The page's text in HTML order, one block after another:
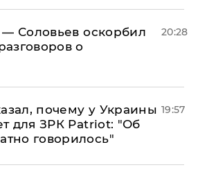
— Соловьев оскорбил
о
20:28
почему у Украины
для ЗРК Patriot: "Об
говорилось"
19:57